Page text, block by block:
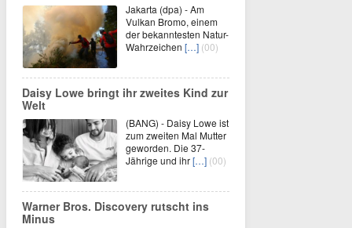
Jakarta (dpa) - Am
Vulkan Bromo, einem
der bekanntesten Natur-
Wahrzeichen […] (00)
Daisy Lowe bringt ihr zweites Kind zur
Welt
(BANG) - Daisy Lowe ist
zum zweiten Mal Mutter
geworden. Die 37-
Jährige und ihr[…] (00)
Warner Bros. Discovery rutscht ins
Minus